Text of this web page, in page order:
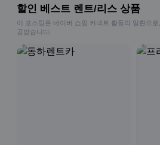
할인 베스트 렌트/리스 상품
이 포스팅은 네이버 쇼핑 커넥트 활동의 일환으
공받습니다.